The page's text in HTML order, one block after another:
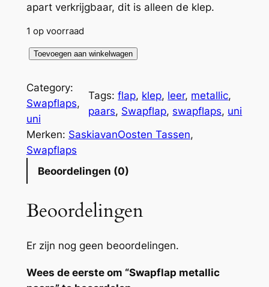
apart verkrijgbaar, dit is alleen de klep.
1 op voorraad
a
p
f
l
a
l
i
Toevoegen aan winkelwagen
Category:
Swapflaps
uni
Tags:flap, klep, leer, metallic
paars, Swapflap, swapflaps, uni
Merken: SaskiavanOosten Tassen
Swapflaps
Beoordelingen (0)
Beoordelingen
Er zijn nog geen beoordelingen.
Wees de eerste om “Swapflap metallic